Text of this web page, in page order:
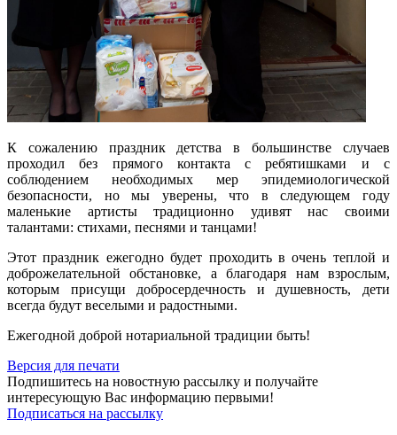
К сожалению праздник детства в большинстве случаев
проходил без прямого контакта с ребятишками и с
соблюдением необходимых мер эпидемиологической
безопасности, но мы уверены, что в следующем году
маленькие артисты традиционно удивят нас своими
талантами: стихами, песнями и танцами!
Этот праздник ежегодно будет проходить в очень теплой и
доброжелательной обстановке, а благодаря нам взрослым,
которым присущи добросердечность и душевность, дети
всегда будут веселыми и радостными.
Ежегодной доброй нотариальной традиции быть!
Версия для печати
Подпишитесь на новостную рассылку и получайте
интересующую Вас информацию первыми!
Подписаться на рассылку